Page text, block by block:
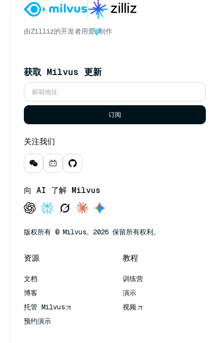
由Zilliz的开发者用爱 制作
获取 Milvus 更新
订阅
关注我们
向 AI 了解 Milvus
版权所有 © Milvus。2026 保留所有权利。
资源
文档
博客
托管 Milvus
预约演示
教程
训练营
演示
视频